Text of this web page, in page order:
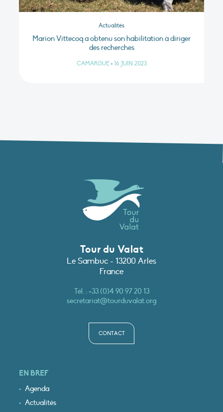
Actualités
Marion Vittecoq a obtenu son habilitation à diriger
des recherches
CAMARGUE • 16 JUIN 2023
Tour du Valat
Le Sambuc - 13200 Arles
France
Tél. :+33 (0)4 90 97 20 13
secretariat@tourduvalat.org
CONTACT
EN BREF
Agenda
Actualités